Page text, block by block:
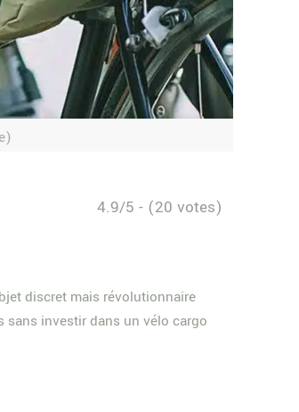
4.9/5 - (20 votes)
discret mais révolutionnaire
sans investir dans un vélo cargo